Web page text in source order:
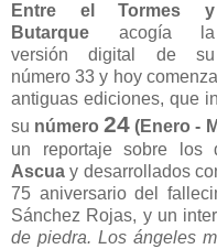
Entre el Tormes y
Butarque acogía la
versión digital de su
número 33 y hoy
antiguas ediciones, que
su número24 (Enero -
un reportaje sobre los
Ascuay desarrollados
75 aniversario del
Sánchez Rojas, y un
de piedra. Los ángeles